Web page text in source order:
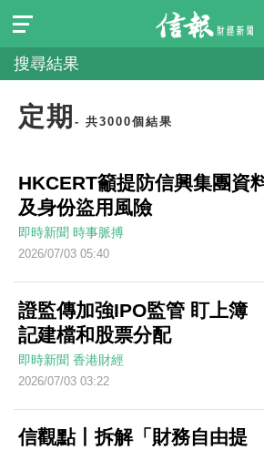
搜尋結果
定期 - 共3000個結果
HKCERT籲提防信興集團資
及身份盜用風險
即時新聞 時事脈搏
2026/07/03 05:40
證監傳加強IPO監管 盯上簿
記建檔和股票分配
即時新聞 香港財經
2026/07/03 03:22
信觀點丨拆解「財務自由提